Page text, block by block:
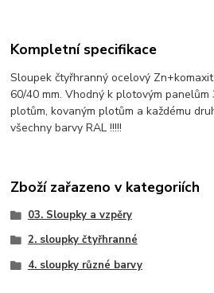
Kompletní specifikace
Sloupek čtyřhranný ocelový
60/40 mm. Vhodný k plotovým panelům
plotům, kovaným plotům a každému
všechny barvy RAL !!!!!
Zboží zařazeno v kategoriích
03. Sloupky a vzpěry
2. sloupky čtyřhranné
4. sloupky různé barvy